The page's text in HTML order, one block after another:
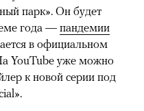
парк». Он будет
года —пандемии
в официальном
YouTubе уже можно
к новой серии под